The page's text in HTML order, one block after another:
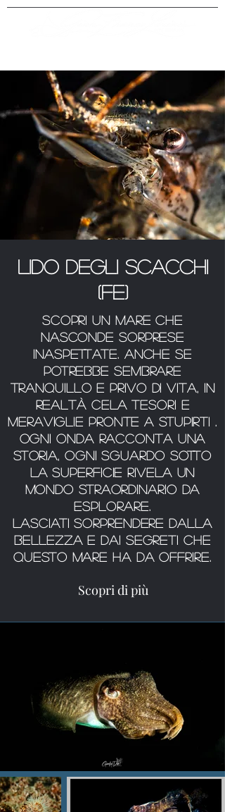
Lido degli Scacchi
(FE)
Scopri un mare che
nasconde sorprese
inaspettate. Anche se
potrebbe sembrare
tranquillo e privo di vita, in
realtà cela tesori e
meraviglie pronte a stupirti .
Ogni onda racconta una
storia, ogni sguardo sotto
la superficie rivela un
mondo straordinario da
esplorare.
Lasciati sorprendere dalla
bellezza e dai segreti che
questo mare ha da offrire.
Scopri di più